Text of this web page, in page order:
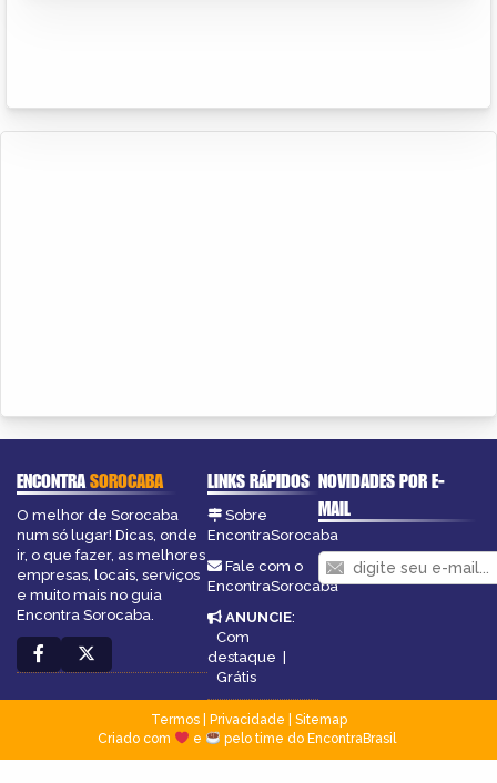
ENCONTRASOROCABA
O melhor de Sorocaba
num só lugar! Dicas, onde
ir, o que fazer, as melhores
empresas, locais, serviços
e muito mais no guia
Encontra Sorocaba.
LINKS RÁPIDOS
Sobre
EncontraSorocaba
Fale com o
EncontraSorocaba
ANUNCIE:
Com
destaque |
Grátis
NOVIDADES POR E-
MAIL
Termos| Privacidade
Sitemap
Criado com
e pelo time do EncontraBrasil